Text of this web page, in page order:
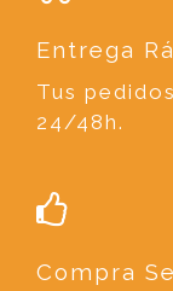
Entrega
Tus
24/48h.
Compra